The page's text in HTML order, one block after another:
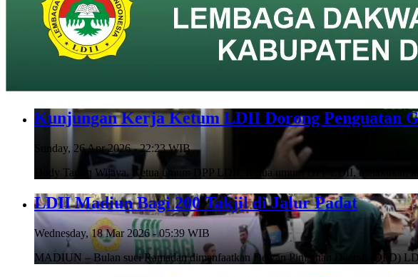
Kunjungan Kerja Ketum LDII Dorong Penguatan
Sunday, 26 Apr 2026 - 22:23 WIB
Dody Taufiq Wijaya, Ketua umum DPP LDII, Ketua umum DPP LDII, melakukan
LDII Madiun Bagi 200 Takjil di Jalur Padat
Wednesday, 18 Mar 2026 - 05:39 WIB
MADIUN – Bulan suci Ramadan dimanfaatkan Dewan Pimpinan Daerah (DPD)